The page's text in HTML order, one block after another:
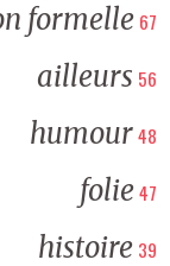
formelle 67
ailleurs 56
humour48
folie47
histoire 39